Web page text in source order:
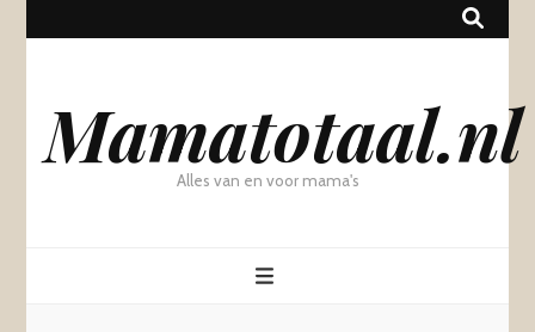
Mamatotaal.nl
Alles van en voor mama's